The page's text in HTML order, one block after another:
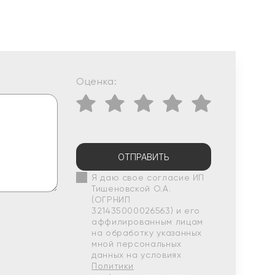
Оценка:
ОТПРАВИТЬ
Я даю свое согласие ИП
Тишеновской О.А.
(ОГРНИП
321435000026563) и его
аффилированным лицам
на обработку указанных
мной персональных
данных на условиях
Политики